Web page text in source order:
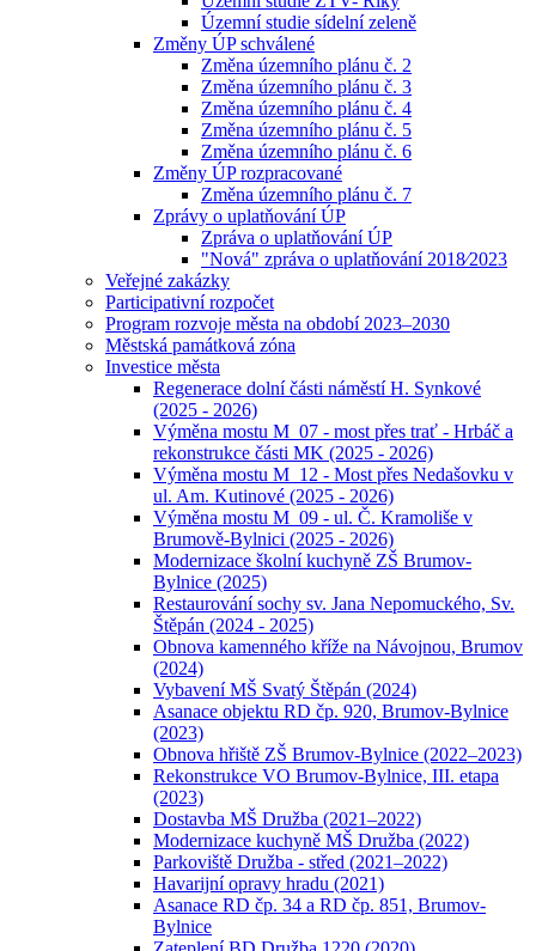
Územní studie sídelní zeleně
Změny ÚP schválené
Změna územního plánu č. 2
Změna územního plánu č. 3
Změna územního plánu č. 4
Změna územního plánu č. 5
Změna územního plánu č. 6
Změny ÚP rozpracované
Změna územního plánu č. 7
Zprávy o uplatňování ÚP
Zpráva o uplatňování ÚP
"Nová" zpráva o uplatňování 2018⁄2023
Veřejné zakázky
Participativní rozpočet
Program rozvoje města na období 2023–2030
Městská památková zóna
Investice města
Regenerace dolní části náměstí H. Synkové
(2025 - 2026)
Výměna mostu M_07 - most přes trať - Hrbáč a
rekonstrukce části MK (2025 - 2026)
Výměna mostu M_12 - Most přes Nedašovku v
ul. Am. Kutinové (2025 - 2026)
Výměna mostu M_09 - ul. Č. Kramoliše v
Brumově-Bylnici (2025 - 2026)
Modernizace školní kuchyně ZŠ Brumov-
Bylnice (2025)
Restaurování sochy sv. Jana Nepomuckého, Sv.
Štěpán (2024 - 2025)
Obnova kamenného kříže na Návojnou, Brumov
(2024)
Vybavení MŠ Svatý Štěpán (2024)
Asanace objektu RD čp. 920, Brumov-Bylnice
(2023)
Obnova hřiště ZŠ Brumov-Bylnice (2022–2023)
Rekonstrukce VO Brumov-Bylnice, III. etapa
(2023)
Dostavba MŠ Družba (2021–2022)
Modernizace kuchyně MŠ Družba (2022)
Parkoviště Družba - střed (2021–2022)
Havarijní opravy hradu (2021)
Asanace RD čp. 34 a RD čp. 851, Brumov-
Bylnice